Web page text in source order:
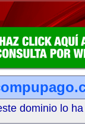
dominio lo